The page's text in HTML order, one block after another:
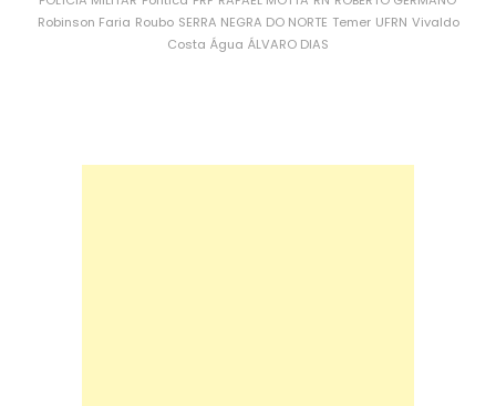
Robinson Faria Roubo SERRA NEGRA DO NORTE Temer UFRN Vivaldo
Costa Água ÁLVARO DIAS